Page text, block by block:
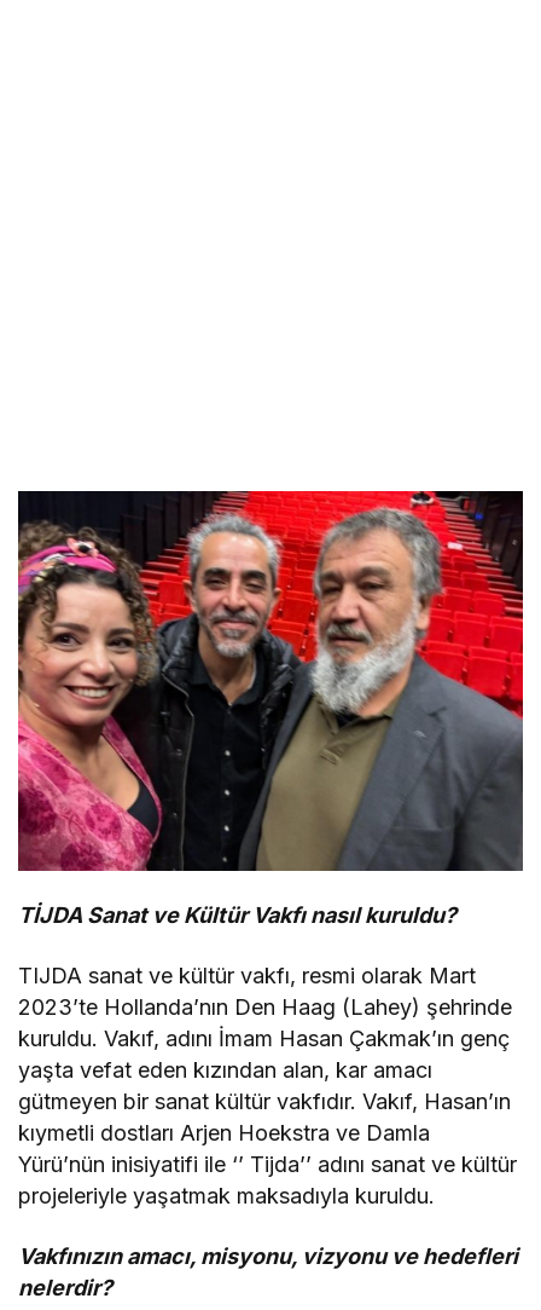
TİJDA Sanat ve Kültür Vakfı nasıl kuruldu?
TIJDA sanat ve kültür vakfı, resmi olarak Mart
2023’te Hollanda’nın Den Haag (Lahey) şehrinde
kuruldu. Vakıf, adını İmam Hasan Çakmak’ın genç
yaşta vefat eden kızından alan, kar amacı
gütmeyen bir sanat kültür vakfıdır. Vakıf, Hasan’ın
kıymetli dostları Arjen Hoekstra ve Damla
Yürü’nün inisiyatifi ile ‘’ Tijda’’ adını sanat ve kültür
projeleriyle yaşatmak maksadıyla kuruldu.
Vakfınızın amacı, misyonu, vizyonu ve hedefleri
nelerdir?